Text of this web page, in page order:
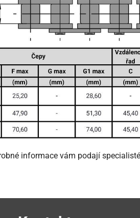
informace vám podají